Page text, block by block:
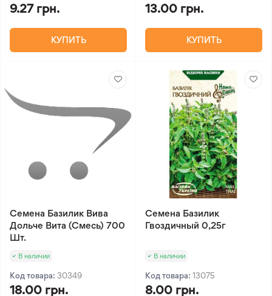
9.27 грн.
КУПИТЬ
13.00 грн.
КУПИТЬ
Семена Базилик Вива
Дольче Вита (Смесь) 700
Шт.
В наличии
Код товара: 30349
18.00 грн.
Семена Базилик
Гвоздичный 0,25г
В наличии
Код товара: 13075
8.00 грн.